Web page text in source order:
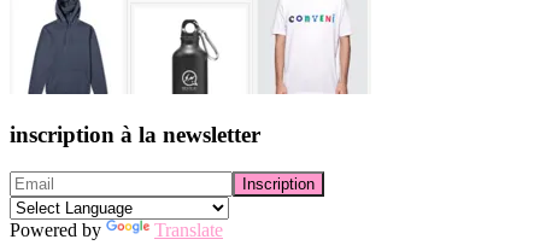
inscription à la newsletter
Powered by Translate